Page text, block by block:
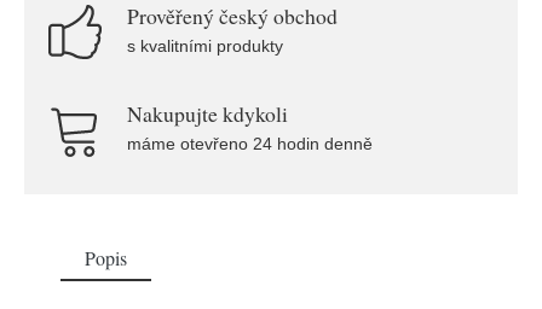
Prověřený český obchod
s kvalitními produkty
Nakupujte kdykoli
máme otevřeno 24 hodin denně
Popis